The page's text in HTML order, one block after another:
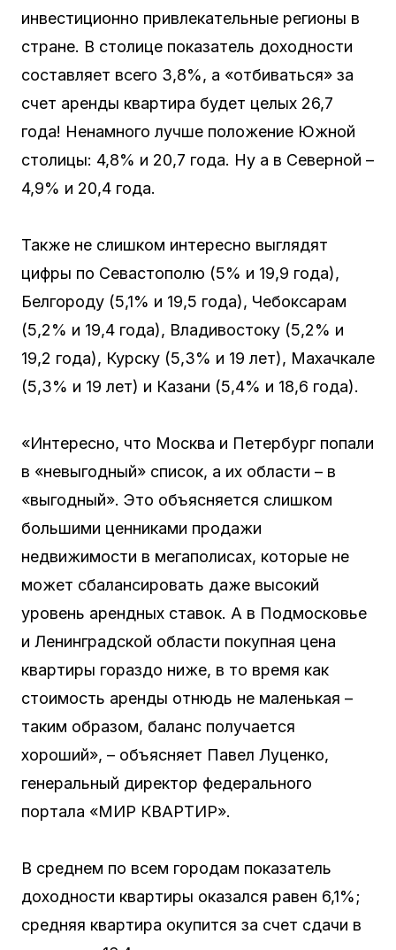
инвестиционно привлекательные регионы в
стране. В столице показатель доходности
составляет всего 3,8%, а «отбиваться» за
счет аренды квартира будет целых 26,7
года! Ненамного лучше положение Южной
столицы: 4,8% и 20,7 года. Ну а в Северной –
4,9% и 20,4 года.
Также не слишком интересно выглядят
цифры по Севастополю (5% и 19,9 года),
Белгороду (5,1% и 19,5 года), Чебоксарам
(5,2% и 19,4 года), Владивостоку (5,2% и
19,2 года), Курску (5,3% и 19 лет), Махачкале
(5,3% и 19 лет) и Казани (5,4% и 18,6 года).
«Интересно, что Москва и Петербург попали
в «невыгодный» список, а их области – в
«выгодный». Это объясняется слишком
большими ценниками продажи
недвижимости в мегаполисах, которые не
может сбалансировать даже высокий
уровень арендных ставок. А в Подмосковье
и Ленинградской области покупная цена
квартиры гораздо ниже, в то время как
стоимость аренды отнюдь не маленькая –
таким образом, баланс получается
хороший», – объясняет Павел Луценко,
генеральный директор федерального
портала «МИР КВАРТИР».
В среднем по всем городам показатель
доходности квартиры оказался равен 6,1%;
средняя квартира окупится за счет сдачи в